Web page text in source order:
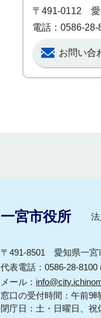
〒491-0112 愛
電話：0586-28-
お問い合
一宮市役所
〒491-8501 愛知県一宮
代表電話：0586-28-8100
メール：
窓口の受付時間：午前9
閉庁日：土・日曜日、祝